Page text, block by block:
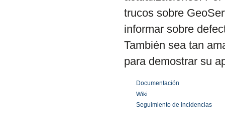
trucos sobre
informar sobre
También sea tan
para demostrar su
Documentación
Wiki
Seguimiento de incidencias